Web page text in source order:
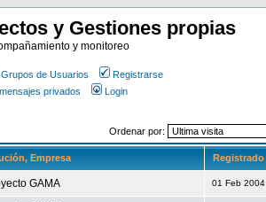
y Gestiones propias
y monitoreo
Grupos de Usuarios
Registrarse
privados Login
Ordenar por:
Empresa Registrado
GAMA 01 Feb 2004